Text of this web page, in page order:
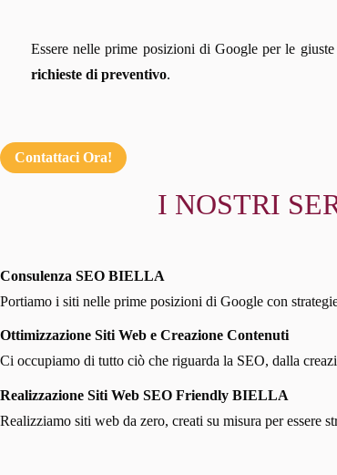
Essere nelle prime posizioni di Google per le
richieste di preventivo.
Contattaci Ora!
I NOSTRI
Consulenza SEO BIELLA
Portiamo i siti nelle prime posizioni di Google con
Ottimizzazione Siti Web e Creazione Contenuti
Ci occupiamo di tutto ciò che riguarda la SEO, dalla
Realizzazione Siti Web SEO Friendly BIELLA
Realizziamo siti web da zero, creati su misura per essere